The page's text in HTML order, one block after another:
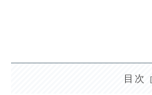
目次